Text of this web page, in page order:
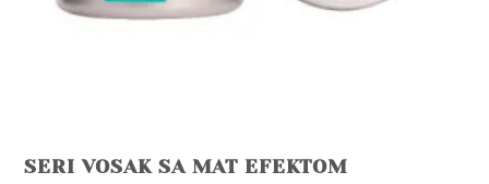
SERI VOSAK SA MAT EFEKTOM